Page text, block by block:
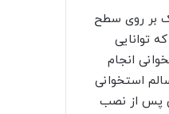
بر روی سطح
توانایی
انجام
استخوانی
پس از نصب